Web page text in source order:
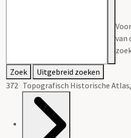
van
Zoek
Uitgebreid zoeken
372 Topografisch Historische Atlas,